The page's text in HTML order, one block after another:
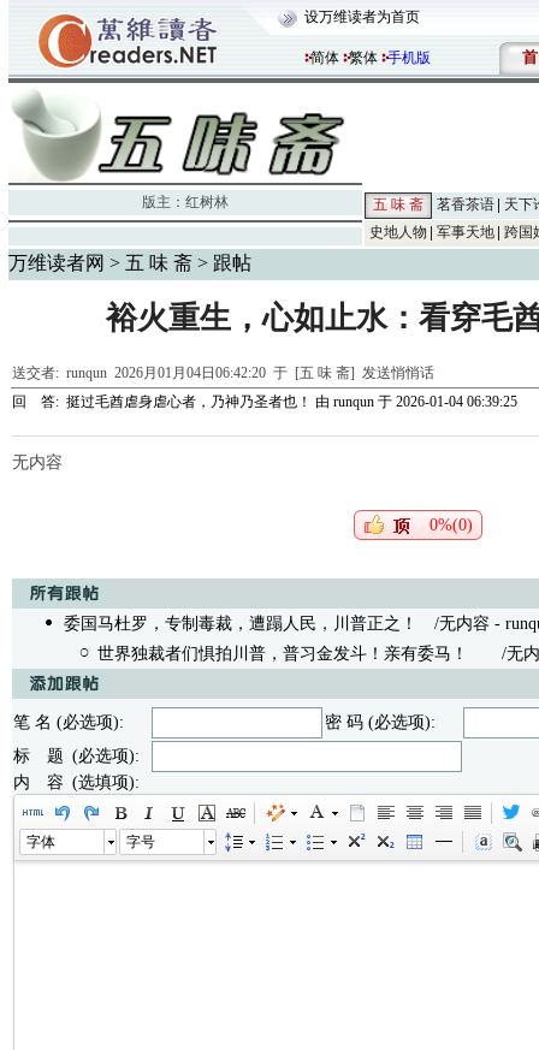
设万维读者为首页
简体 繁体 手机版 首
版主： 红树林 五 味 斋 茗香茶语
天下
史地人物
军事天地 跨国
万维读者网 > 五 味 斋 > 跟帖
裕火重生，心如止水：看穿毛
送交者: runqun 2026月01月04日06:42:20 于 [五 味 斋] 发送悄悄话
回 答: 挺过毛酋虐身虐心者，乃神乃圣者也！ 由 runqun 于 2026-01-04 06:39:25
无内容
0%(0)
委国马杜罗，专制毒裁，遭蹋人民，川普正之！
/无内容 -
世界独裁者们惧拍川普，普习金发斗！亲有委马！
/无内
笔 名 (必选项):
密 码 (必选项):
标 题 (必选项):
内 容 (选填项):
字体 字号